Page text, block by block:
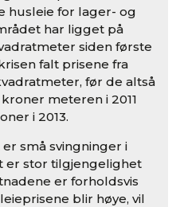
husleie for lager- og
har ligget på
siden første
falt prisene fra
før de altså
meteren i 2011
i 2013.
små svingninger i
er stor tilgjengelighet
er forholdsvis
blir høye, vil